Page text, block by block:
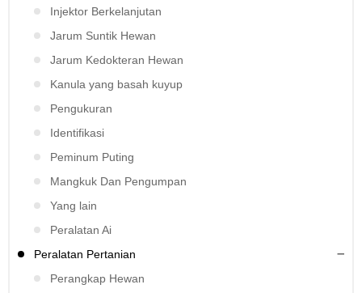
Injektor Berkelanjutan
Jarum Suntik Hewan
Jarum Kedokteran Hewan
Kanula yang basah kuyup
Pengukuran
Identifikasi
Peminum Puting
Mangkuk Dan Pengumpan
Yang lain
Peralatan Ai
Peralatan Pertanian
Perangkap Hewan